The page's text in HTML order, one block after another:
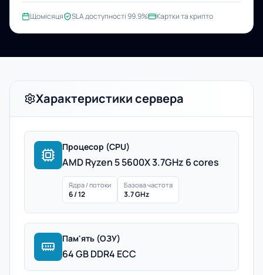
Щомісяця SLA доступності 99.9% Картки та крипто
Характеристики сервера
Процесор (CPU)
AMD Ryzen 5 5600X 3.7GHz 6 cores
Ядра / потоки
6 / 12
Базова частота
3.7 GHz
Пам'ять (ОЗУ)
64 GB DDR4 ECC